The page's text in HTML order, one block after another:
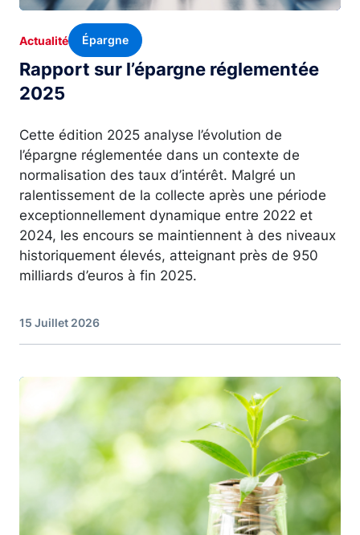
Rapport sur l’épargne réglementée
2025
Actualité Épargne
Cette édition 2025 analyse l’évolution de
l’épargne réglementée dans un contexte de
normalisation des taux d’intérêt. Malgré un
ralentissement de la collecte après une période
exceptionnellement dynamique entre 2022 et
2024, les encours se maintiennent à des niveaux
historiquement élevés, atteignant près de 950
milliards d’euros à fin 2025.
15 Juillet 2026